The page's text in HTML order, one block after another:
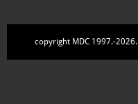
copyright MDC 1997.-2026.